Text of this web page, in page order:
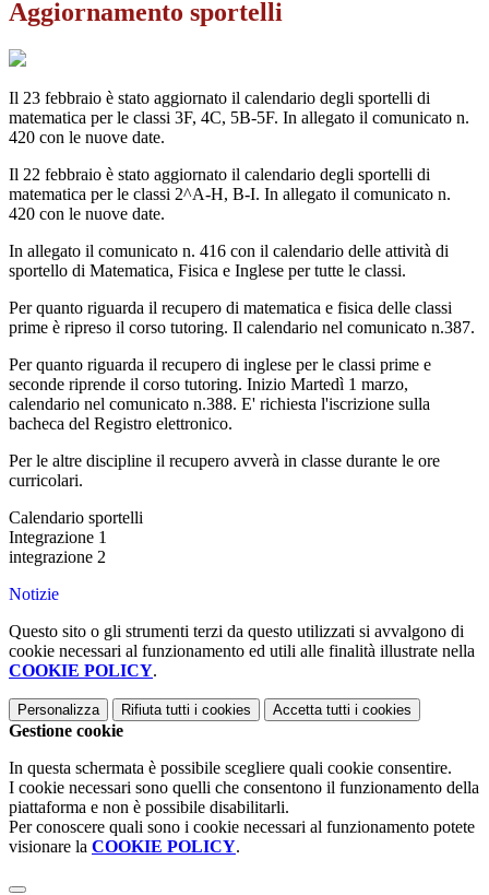
Aggiornamento sportelli
Il 23 febbraio è stato aggiornato il calendario degli sportelli di
matematica per le classi 3F, 4C, 5B-5F. In allegato il comunicato n.
420 con le nuove date.
Il 22 febbraio è stato aggiornato il calendario degli sportelli di
matematica per le classi 2^A-H, B-I. In allegato il comunicato n.
420 con le nuove date.
In allegato il comunicato n. 416 con il calendario delle attività di
sportello di Matematica, Fisica e Inglese per tutte le classi.
Per quanto riguarda il recupero di matematica e fisica delle classi
prime è ripreso il corso tutoring. Il calendario nel comunicato n.387.
Per quanto riguarda il recupero di inglese per le classi prime e
seconde riprende il corso tutoring. Inizio Martedì 1 marzo,
calendario nel comunicato n.388. E' richiesta l'iscrizione sulla
bacheca del Registro elettronico.
Per le altre discipline il recupero avverà in classe durante le ore
curricolari.
Calendario sportelli
Integrazione 1
integrazione 2
Notizie
Questo sito o gli strumenti terzi da questo utilizzati si avvalgono di
cookie necessari al funzionamento ed utili alle finalità illustrate nella
COOKIE POLICY.
Personalizza Rifiuta tutti i cookies Accetta tutti i cookies
Gestione cookie
In questa schermata è possibile scegliere quali cookie consentire.
I cookie necessari sono quelli che consentono il funzionamento della
piattaforma e non è possibile disabilitarli.
Per conoscere quali sono i cookie necessari al funzionamento potete
visionare la COOKIE POLICY.